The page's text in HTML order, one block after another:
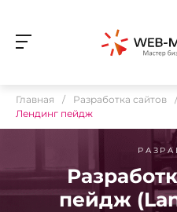
Главная / Разработка сайтов /
Лендинг пейдж
пейдж